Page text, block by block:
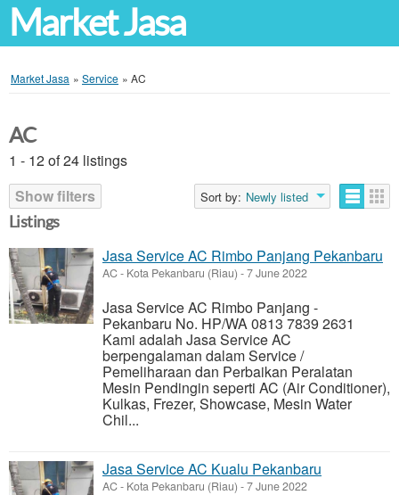
Market Jasa
Market Jasa » Service » AC
AC
1 - 12 of 24 listings
Show filters
Sort by: Newly listed
Listings
Jasa Service AC Rimbo Panjang Pekanbaru
AC- Kota Pekanbaru (Riau) -7 June 2022
Jasa Service AC Rimbo Panjang -
Pekanbaru No. HP/WA 0813 7839 2631
Kami adalah Jasa Service AC
berpengalaman dalam Service /
Pemeliharaan dan Perbaikan Peralatan
Mesin Pendingin seperti AC (Air Conditioner),
Kulkas, Frezer, Showcase, Mesin Water
Chil...
Jasa Service AC Kualu Pekanbaru
AC- Kota Pekanbaru (Riau) -7 June 2022